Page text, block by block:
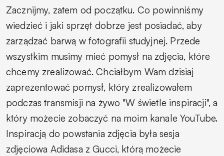
Zacznijmy, zatem od początku. Co powinniśmy
wiedzieć i jaki sprzęt dobrze jest posiadać, aby
zarządzać barwą w fotografii studyjnej. Przede
wszystkim musimy mieć pomysł na zdjęcia, które
chcemy zrealizować. Chciałbym Wam dzisiaj
zaprezentować pomysł, który zrealizowałem
podczas transmisji na żywo "W świetle inspiracji", a
który możecie zobaczyć na moim kanale YouTube.
Inspiracją do powstania zdjęcia była sesja
zdjęciowa Adidasa z Gucci, którą możecie